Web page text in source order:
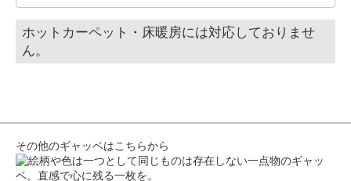
ホットカーペット・床暖房には対応しておりませ
ん。
その他のギャッベはこちらから